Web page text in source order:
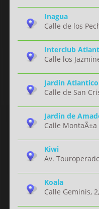
Inagua
Calle de los
Interclub
Calle los
Jardin Atlantico
Calle de San
Jardin de
Calle MontaÃ±a
Kiwi
Av.
Koala
Calle Geminis,